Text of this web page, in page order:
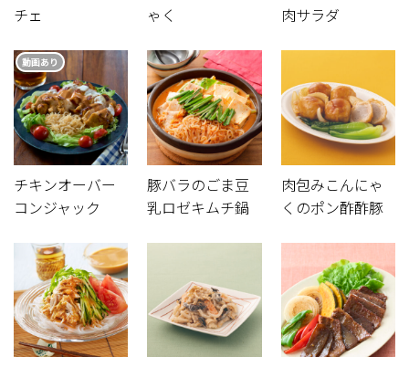
チェ
ゃく
肉サラダ
動画あり
チキンオーバー
コンジャック
豚バラのごま豆
乳ロゼキムチ鍋
肉包みこんにゃ
くのポン酢酢豚